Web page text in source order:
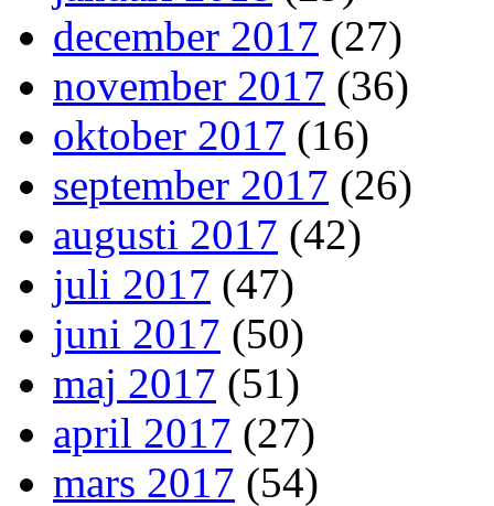
december 2017 (27)
november 2017 (36)
oktober 2017 (16)
september 2017 (26)
augusti 2017 (42)
juli 2017 (47)
juni 2017 (50)
maj 2017 (51)
april 2017 (27)
mars 2017 (54)